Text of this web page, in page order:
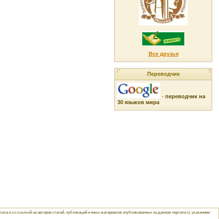
Все друзья
Переводчик
- переводчик на
30 языков мира
и со ссылкой на авторов статей, публикаций и иных материалов опубликованных на данном портале (с указанием